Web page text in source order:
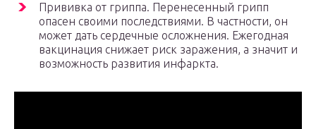
Прививка от гриппа. Перенесенный грипп
опасен своими последствиями. В частности, он
может дать сердечные осложнения. Ежегодная
вакцинация снижает риск заражения, а значит и
возможность развития инфаркта.